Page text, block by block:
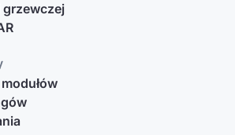
grzewczej